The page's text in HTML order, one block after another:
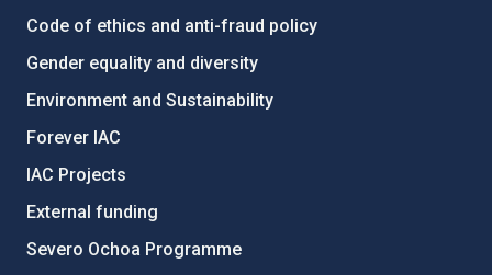
Code of ethics and anti-fraud policy
Gender equality and diversity
Environment and Sustainability
Forever IAC
IAC Projects
External funding
Severo Ochoa Programme